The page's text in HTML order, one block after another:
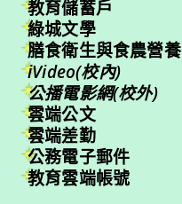
教育儲蓄戶
綠城文學
膳食衛生與食農營養
iVideo(校內)
公播電影網(校外)
雲端公文
雲端差勤
公務電子郵件
教育雲端帳號